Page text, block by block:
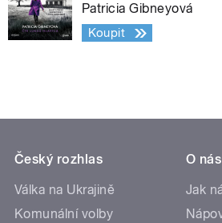
Patricia Gibneyová
Koupit
Český rozhlas
Válka na Ukrajině
Komunální volby
O nás
Jak